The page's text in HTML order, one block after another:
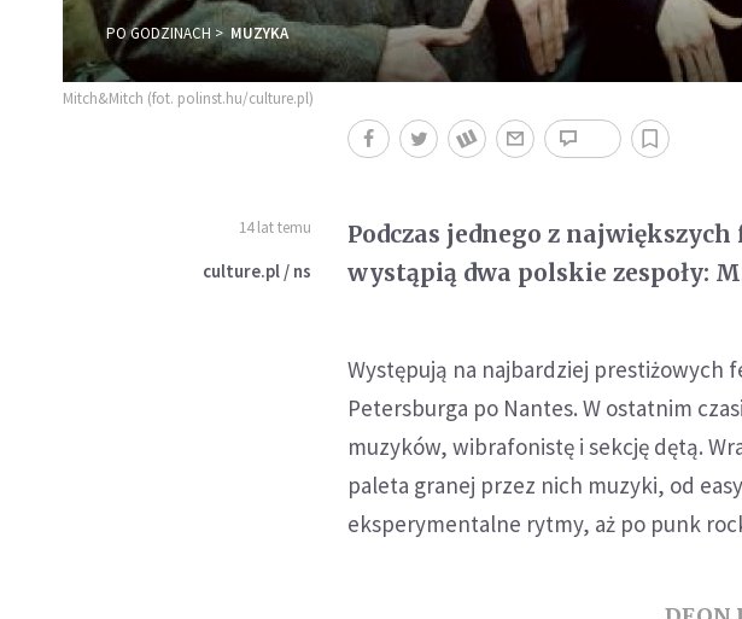
PO GODZINACH MUZYKA
Mitch&Mitch (fot. polinst.hu/culture.pl)
14 lat temu
culture.pl / ns
Podczas jednego z
wystąpią dwa polskie zespoły:
Występują na najbardziej prestiżowych
Petersburga po Nantes. W ostatnim
muzyków, wibrafonistę i sekcję dętą.
paleta granej przez nich muzyki, od
eksperymentalne rytmy, aż po punk